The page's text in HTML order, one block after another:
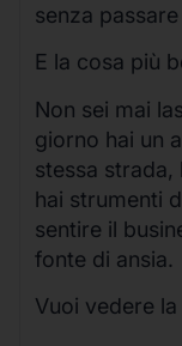
senza
E la cosa più
Non sei mai
giorno hai un
stessa strada,
hai strumenti
sentire il
fonte di ansia.
Vuoi vedere